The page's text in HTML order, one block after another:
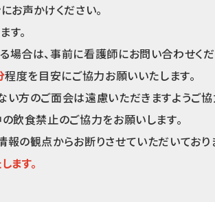
お声かけください。
。
合は、事前に看護師にお問い合わせくだ
程度を目安にご協力お願いいたします。
方のご面会は遠慮いただきますようご協
飲食禁止のご協力をお願いします。
の観点からお断りさせていただいており
ます。